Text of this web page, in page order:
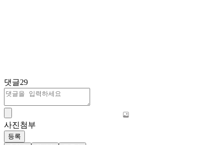
댓글29
사진첨부
등록